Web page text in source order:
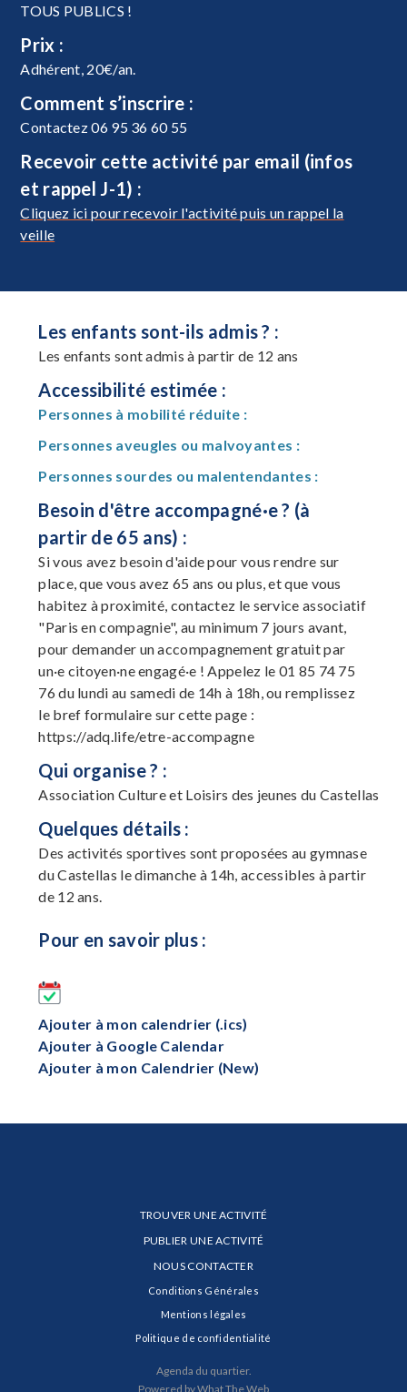
TOUS PUBLICS !
Prix :
Adhérent, 20€/an.
Comment s’inscrire :
Contactez 06 95 36 60 55
Recevoir cette activité par email (infos
et rappel J-1) :
Cliquez ici pour recevoir l'activité puis un rappel la
veille
Les enfants sont-ils admis ? :
Les enfants sont admis à partir de 12 ans
Accessibilité estimée :
Personnes à mobilité réduite :
Personnes aveugles ou malvoyantes :
Personnes sourdes ou malentendantes :
Besoin d'être accompagné·e ? (à
partir de 65 ans) :
Si vous avez besoin d'aide pour vous rendre sur
place, que vous avez 65 ans ou plus, et que vous
habitez à proximité, contactez le service associatif
"Paris en compagnie", au minimum 7 jours avant,
pour demander un accompagnement gratuit par
un·e citoyen·ne engagé·e ! Appelez le 01 85 74 75
76 du lundi au samedi de 14h à 18h, ou remplissez
le bref formulaire sur cette page :
https://adq.life/etre-accompagne
Qui organise ? :
Association Culture et Loisirs des jeunes du Castellas
Quelques détails :
Des activités sportives sont proposées au gymnase
du Castellas le dimanche à 14h, accessibles à partir
de 12 ans.
Pour en savoir plus :
Ajouter à mon calendrier (.ics)
Ajouter à Google Calendar
Ajouter à mon Calendrier (New)
TROUVER UNE ACTIVITÉ
PUBLIER UNE ACTIVITÉ
NOUS CONTACTER
Conditions Générales
Mentions légales
Politique de confidentialité
Agenda du quartier.
Powered by What The Web